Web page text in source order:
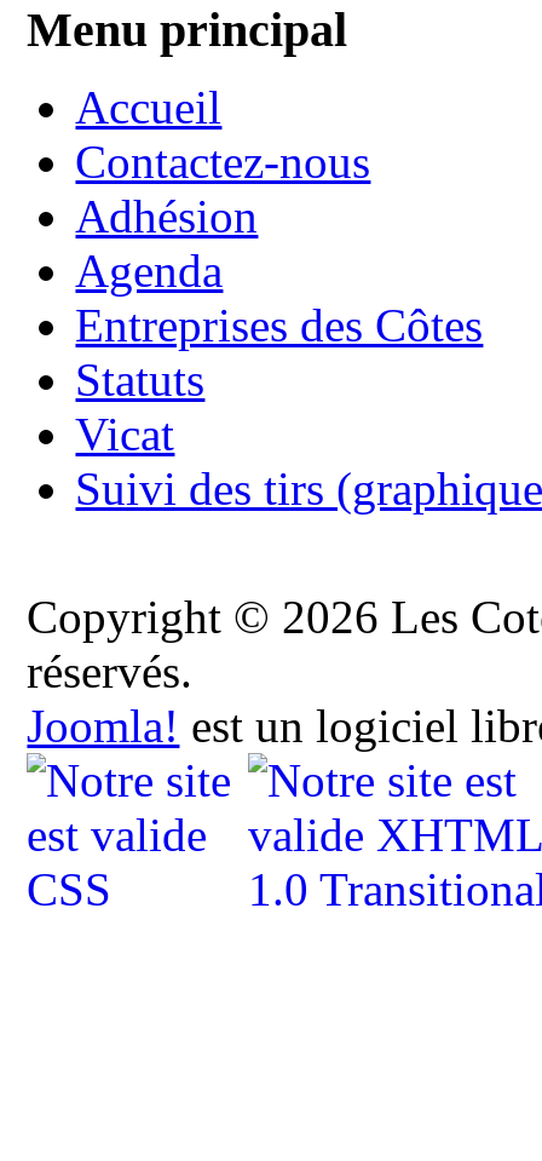
Menu principal
Accueil
Contactez-nous
Adhésion
Agenda
Entreprises des Côtes
Statuts
Vicat
Suivi des tirs
Copyright © 2026 Les
réservés.
Joomla! est un logiciel